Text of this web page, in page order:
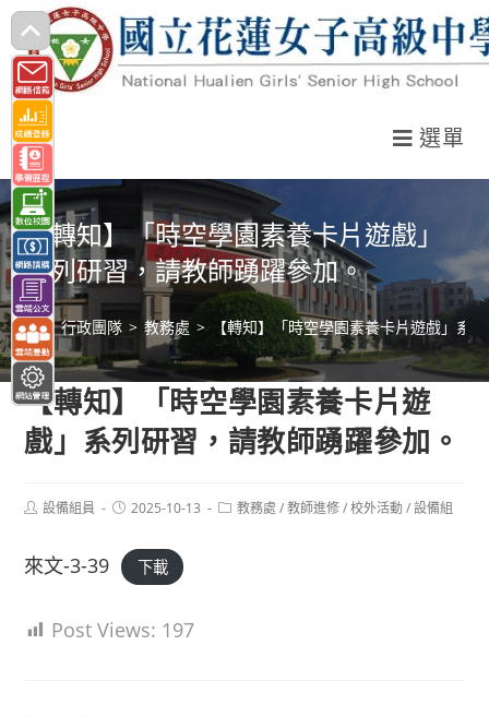
跳
轉
至
主
要
內
容
選單
【轉知】「時空學園素養卡片遊戲」
系列研習，請教師踴躍參加。
> 行政團隊 > 教務處 > 【轉知】「時空學園素養卡片遊戲」系
【轉知】「時空學園素養卡片遊
戲」系列研習，請教師踴躍參加。
Post設備組員
Post2025-10-13
Post教務處 / 教師進修 / 校外活動 / 設備組
來文-3-39 下載
Post Views: 197